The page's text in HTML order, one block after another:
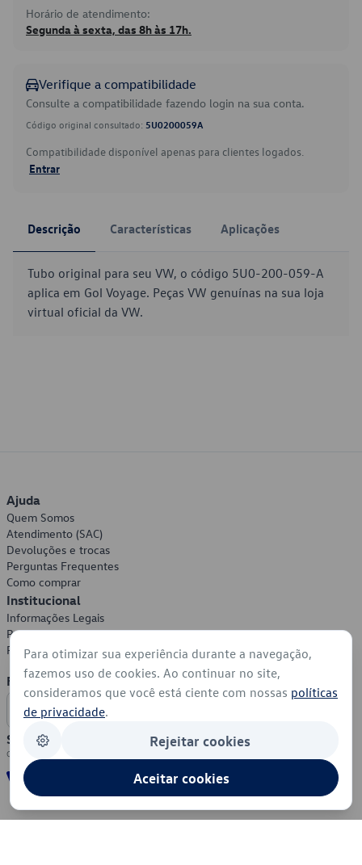
Horário de atendimento:
Segunda à sexta, das 8h às 17h.
Verifique a compatibilidade
Consulte a compatibilidade fazendo login na sua conta.
Código original consultado: 5U0200059A
Compatibilidade disponível apenas para clientes logados.
Entrar
Descrição Características Aplicações
Tubo original para seu VW, o código 5U0-200-059-A
aplica em Gol Voyage. Peças VW genuínas na sua loja
virtual oficial da VW.
Ajuda
Quem Somos
Atendimento (SAC)
Devoluções e trocas
Perguntas Frequentes
Como comprar
Institucional
Informações Legais
Política de Privacidade
Política de Cookies
Formas de Pagamento
Segurança
Para otimizar sua experiência durante a navegação,
fazemos uso de cookies. Ao continuar no site,
consideramos que você está ciente com nossas políticas
de privacidade.
Rejeitar cookies
Aceitar cookies